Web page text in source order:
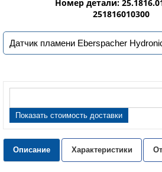
Номер детали:
251816010300
Датчик пламени Eberspacher
Показать стоимость доставки
Описание Характеристики